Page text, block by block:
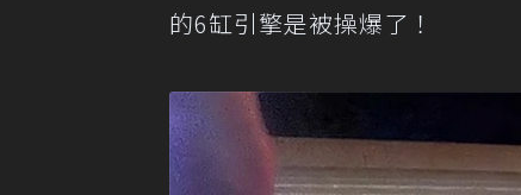
的6缸引擎是被操爆了！